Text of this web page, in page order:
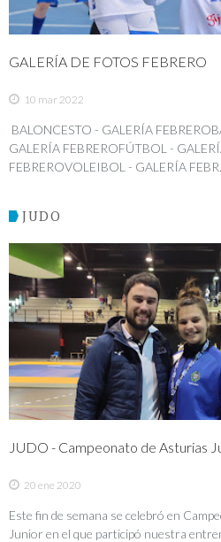
GALERÍA DE FOTOS FEBRERO
10 mar 2022
BALONCESTO - GALERÍA
GALERÍA FEBREROFÚTBOL -
FEBREROVOLEIBOL - GALERÍA
JUDO
JUDO - Campeonato de Asturias
20 ene 2020
Este fin de semana se celebró en
Junior en el que participó nuestra